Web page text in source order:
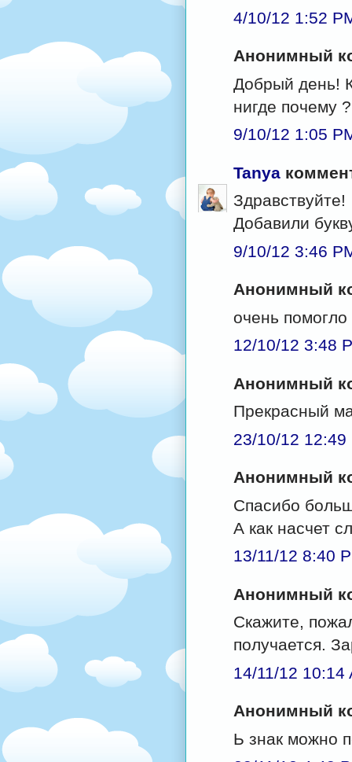
4/10/12 1:52
Анонимный
Добрый день!
нигде почему
9/10/12 1:05
Tanya
Здравствуйте!
Добавили
9/10/12 3:46
Анонимный
очень помогло
12/10/12 3:48
Анонимный
Прекрасный
23/10/12 12:49
Анонимный
Спасибо
А как насчет
13/11/12 8:40
Анонимный
Скажите,
получается.
14/11/12 10:14
Анонимный
Ь знак можно